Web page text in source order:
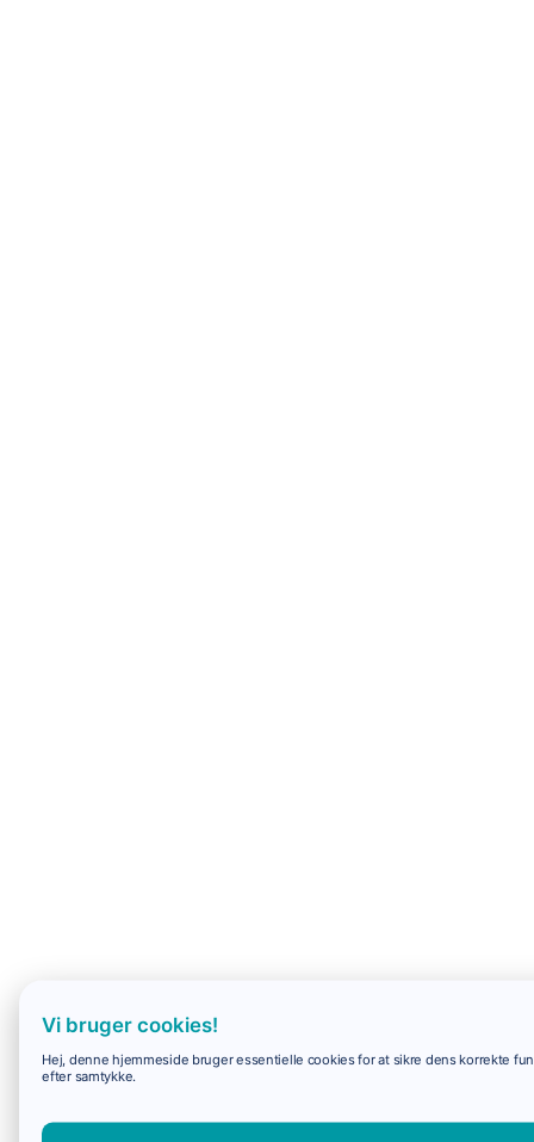
Vi bruger cookies!
Hej, denne hjemmeside bruger essentielle cookies for at sikre dens korrekte
efter samtykke.